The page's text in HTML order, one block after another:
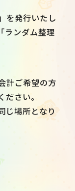
を発行いたし
ランダム整理
計ご希望の方
さい。
じ場所となり